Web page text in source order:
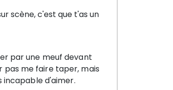
scène, c'est que t'as un
par une meuf devant
pas me faire taper, mais
incapable d'aimer.